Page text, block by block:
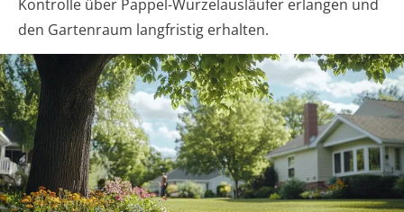
Kontrolle über Pappel-Wurzelausläufer erlangen und
den Gartenraum langfristig erhalten.